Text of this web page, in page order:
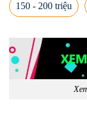
150 - 200 triệu